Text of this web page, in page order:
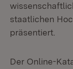
staatlichen
präsentiert.
Der Online-